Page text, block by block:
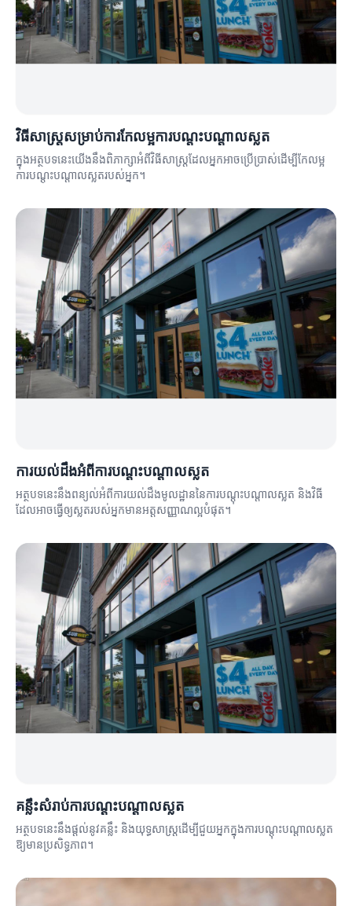
វិធីសាស្ត្រសម្រាប់ការកែលម្អការបណ្តុះបណ្តាលស្លត
ក្នុងអត្ថបទនេះយើងនឹងពិភាក្សាអំពីវិធីសាស្ត្រដែលអ្នកអាចប្រើប្រាស់ដើម្បីកែលម្អ
ការបណ្តុះបណ្តាលស្លតរបស់អ្នក។
ការយល់ដឹងអំពីការបណ្តុះបណ្តាលស្លត
អត្ថបទនេះនឹងពន្យល់អំពីការយល់ដឹងមូលដ្ឋាននៃការបណ្តុះបណ្តាលស្លត និងវិធី
ដែលអាចធ្វើឲ្យស្លតរបស់អ្នកមានអត្តសញ្ញាណល្អបំផុត។
គន្លឹះសំរាប់ការបណ្តុះបណ្តាលស្លត
អត្ថបទនេះនឹងផ្ដល់នូវគន្លឹះ និងយុទ្ធសាស្ត្រដើម្បីជួយអ្នកក្នុងការបណ្តុះបណ្តាលស្លត
ឱ្យមានប្រសិទ្ធភាព។